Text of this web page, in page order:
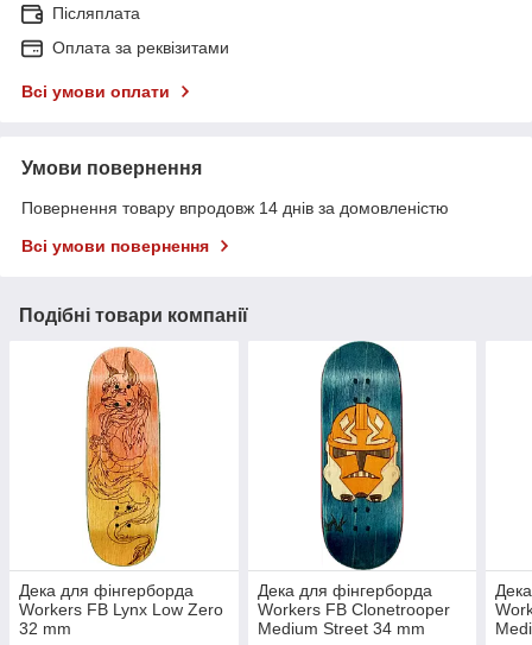
Післяплата
Оплата за реквізитами
Всі умови оплати
Умови повернення
Повернення товару впродовж 14 днів за домовленістю
Всі умови повернення
Подібні товари компанії
Дека для фінгерборда
Workers FB Lynx Low Zero
32 mm
Дека для фінгерборда
Workers FB Clonetrooper
Medium Street 34 mm